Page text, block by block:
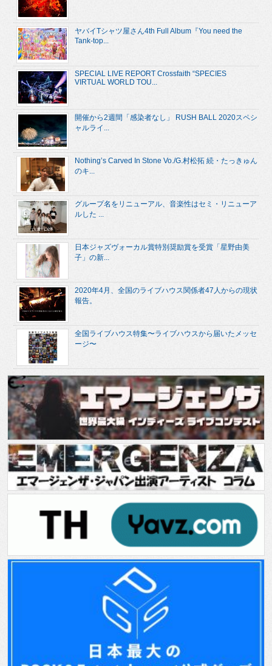
ヤバイTシャツ屋さん4th Full Album『You need the
Tank-top...
SPECIAL LIVE REPORT Crossfaith “SPECIES
VIRTUAL WORLD TOU...
開催から2週間「感染者なし」 RUSH BALL 2020スペシ
ャルライ...
Nothing’s Carved In Stone Vo./G.村松拓 続・たっきゅん
のキ...
グループ名をリニューアル、音楽性はセミ・リニューア
ルした ...
日本ジャズヴォーカル賞特別奨励賞を受賞「星野由美
子」の新...
2020年4月、全国のライブハウス関係者47人からの現状
報告。
全国ライブハウス特集〜ライブハウスから届いたメッセ
ージ〜